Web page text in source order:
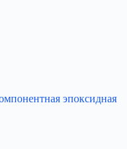
эпоксидная